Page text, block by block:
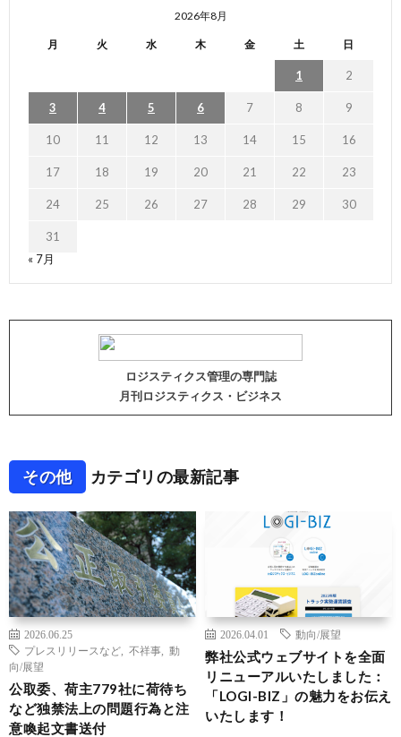
2026年8月
月 火 水 木 金 土 日
1 2
3 4 5 6 7 8 9
10 11 12 13 14 15 16
17 18 19 20 21 22 23
24 25 26 27 28 29 30
31
« 7月
ロジスティクス管理の専門誌
月刊ロジスティクス・ビジネス
その他 カテゴリの最新記事
2026.06.25
プレスリリースなど
不祥事
動
向/展望
公取委、荷主779社に荷待ち
など独禁法上の問題行為と注
意喚起文書送付
2026.04.01 動向/展望
弊社公式ウェブサイトを全面
リニューアルいたしました：
「LOGI-BIZ」の魅力をお伝え
いたします！